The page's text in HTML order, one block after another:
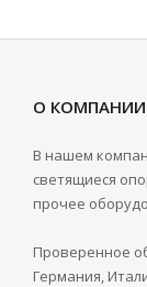
О КОМПАНИИ
В нашем
светящиеся
прочее
Проверенное
Германия,